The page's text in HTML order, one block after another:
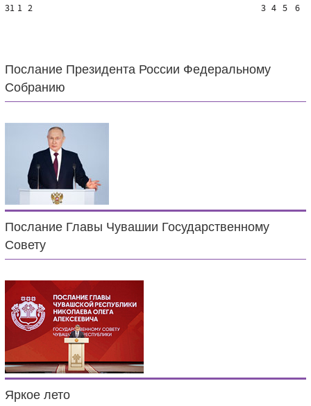
31 1 2 3 4 5 6
Послание Президента России Федеральному
Собранию
Послание Главы Чувашии Государственному
Совету
Яркое лето